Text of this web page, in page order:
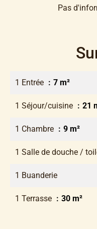
Pas
1 Entrée 7 m²
1 Séjour/cuisine 21
1 Chambre 9 m²
1 Salle de douche /
1 Buanderie
1 Terrasse 30 m²